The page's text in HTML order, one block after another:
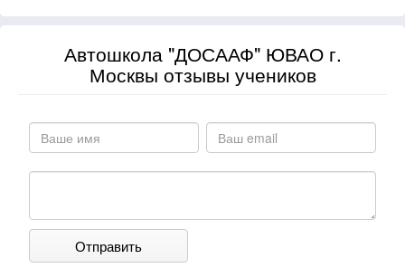
Автошкола "ДОСААФ" ЮВАО г.
Москвы отзывы учеников
Отправить